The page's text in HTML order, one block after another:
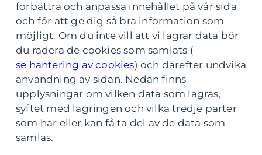
förbättra och anpassa innehållet på vår sida
och för att ge dig så bra information som
möjligt. Om du inte vill att vi lagrar data bör
du radera de cookies som samlats (
se hantering av cookies) och därefter undvika
användning av sidan. Nedan finns
upplysningar om vilken data som lagras,
syftet med lagringen och vilka tredje parter
som har eller kan få ta del av de data som
samlas.